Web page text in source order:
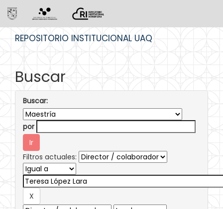
REPOSITORIO INSTITUCIONAL UAQ
Buscar
Buscar:
por
Filtros actuales: